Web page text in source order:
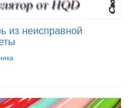
из неисправной